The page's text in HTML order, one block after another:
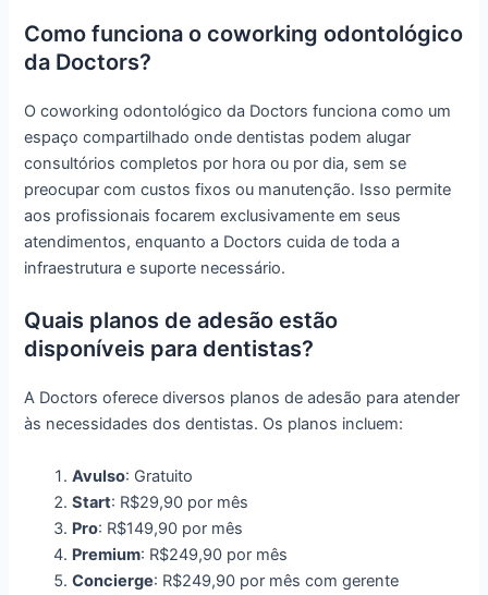
Como funciona o coworking odontológico
da Doctors?
O coworking odontológico da Doctors funciona como um
espaço compartilhado onde dentistas podem alugar
consultórios completos por hora ou por dia, sem se
preocupar com custos fixos ou manutenção. Isso permite
aos profissionais focarem exclusivamente em seus
atendimentos, enquanto a Doctors cuida de toda a
infraestrutura e suporte necessário.
Quais planos de adesão estão
disponíveis para dentistas?
A Doctors oferece diversos planos de adesão para atender
às necessidades dos dentistas. Os planos incluem:
Avulso: Gratuito
Start: R$29,90 por mês
Pro: R$149,90 por mês
Premium: R$249,90 por mês
Concierge: R$249,90 por mês com gerente